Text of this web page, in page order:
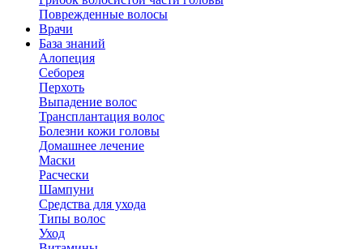
Поврежденные волосы
Врачи
База знаний
Алопеция
Себорея
Перхоть
Выпадение волос
Трансплантация волос
Болезни кожи головы
Домашнее лечение
Маски
Расчески
Шампуни
Средства для ухода
Типы волос
Уход